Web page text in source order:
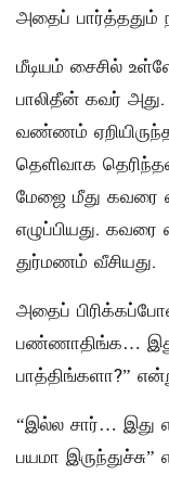
அதைப் பார்த்ததும்
மீடியம் சைசில்
பாலிதீன் கவர்
வண்ணம்
தெளிவாக
மேஜை மீது கவரை
எழுப்பியது.
துர்மணம் வீசியது.
அதைப்
பண்ணாதிங்க…
பாத்திங்களா?”
“இல்ல சார்… இது
பயமா